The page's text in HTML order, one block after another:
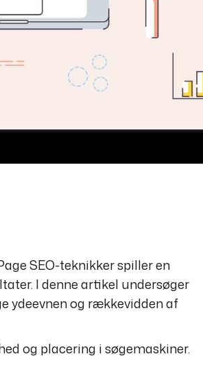
SEO-teknikker spiller en
I denne artikel undersøger
ydeevnen og rækkevidden af
og placering i søgemaskiner.